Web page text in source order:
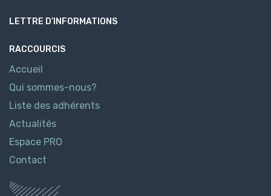
LETTRE D’INFORMATIONS
RACCOURCIS
Accueil
Qui sommes-nous?
Liste des adhérents
Actualités
Espace PRO
Contact